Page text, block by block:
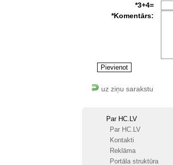
*3+4=
*Komentārs:
uz ziņu sarakstu
Par HC.LV
Par HC.LV
Kontakti
Reklāma
Portāla struktūra